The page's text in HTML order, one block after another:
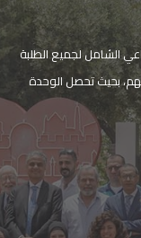
الشامل لجميع الطلبة
بحيث تحصل الوحدة